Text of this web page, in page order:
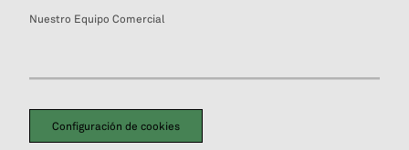
Nuestro Equipo Comercial
Configuración de cookies